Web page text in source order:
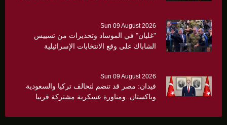
Sun 09 August 2026
"غليان" في الموساد وتحذيرات من تسييس
الشاباك على وقع الانتخابات الإسرائيلية
Sun 09 August 2026
فيدان: مصر قد تنضم لتحالف تركيا والسعودية
وباكستان..ومناورة عسكرية مشتركة قريبا